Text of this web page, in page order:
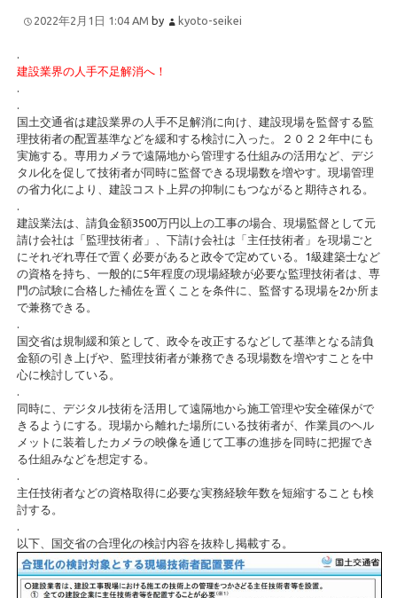
2022年2月1日 1:04 AM by kyoto-seikei
建設業界の人手不足解消へ！
国土交通省は建設業界の人手不足解消に向け、建設現場を監督する監
理技術者の配置基準などを緩和する検討に入った。２０２２年中にも
実施する。専用カメラで遠隔地から管理する仕組みの活用など、デジ
タル化を促して技術者が同時に監督できる現場数を増やす。現場管理
の省力化により、建設コスト上昇の抑制にもつながると期待される。
建設業法は、請負金額3500万円以上の工事の場合、現場監督として元
請け会社は「監理技術者」、下請け会社は「主任技術者」を現場ごと
にそれぞれ専任で置く必要があると政令で定めている。1級建築士など
の資格を持ち、一般的に5年程度の現場経験が必要な監理技術者は、専
門の試験に合格した補佐を置くことを条件に、監督する現場を2か所ま
で兼務できる。
国交省は規制緩和策として、政令を改正するなどして基準となる請負
金額の引き上げや、監理技術者が兼務できる現場数を増やすことを中
心に検討している。
同時に、デジタル技術を活用して遠隔地から施工管理や安全確保がで
きるようにする。現場から離れた場所にいる技術者が、作業員のヘル
メットに装着したカメラの映像を通じて工事の進捗を同時に把握でき
る仕組みなどを想定する。
主任技術者などの資格取得に必要な実務経験年数を短縮することも検
討する。
以下、国交省の合理化の検討内容を抜粋し掲載する。